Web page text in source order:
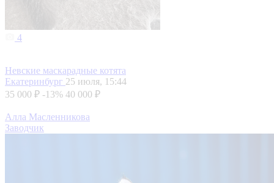
4
Невские маскарадные котята
Екатеринбург 25 июля, 15:44
35 000 ₽ -13% 40 000 ₽
Алла Масленникова
Заводчик